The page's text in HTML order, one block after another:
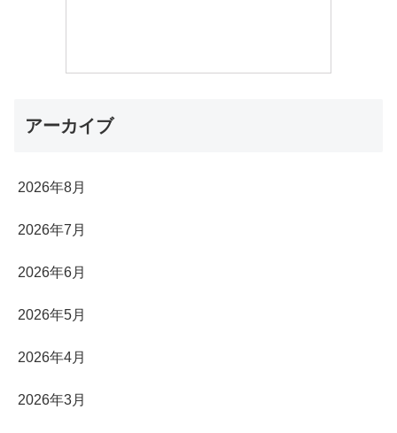
アーカイブ
2026年8月
2026年7月
2026年6月
2026年5月
2026年4月
2026年3月